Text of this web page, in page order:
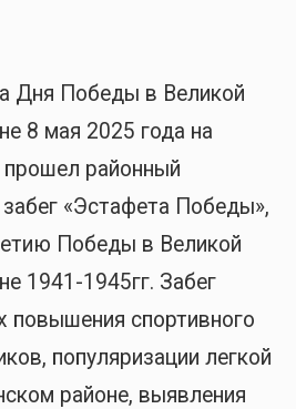
Дня Победы в Великой
8 мая 2025 года на
прошел районный
забег «Эстафета Победы»,
Победы в Великой
1941-1945гг. Забег
повышения спортивного
популяризации легкой
районе, выявления